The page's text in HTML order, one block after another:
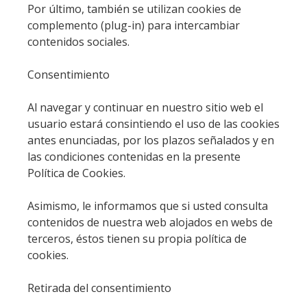
Por último, también se utilizan cookies de
complemento (plug-in) para intercambiar
contenidos sociales.
Consentimiento
Al navegar y continuar en nuestro sitio web el
usuario estará consintiendo el uso de las cookies
antes enunciadas, por los plazos señalados y en
las condiciones contenidas en la presente
Política de Cookies.
Asimismo, le informamos que si usted consulta
contenidos de nuestra web alojados en webs de
terceros, éstos tienen su propia política de
cookies.
Retirada del consentimiento